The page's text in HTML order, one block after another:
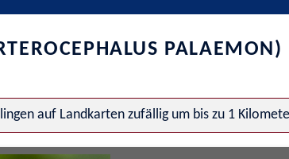
auf Landkarten zufällig um bis zu 1